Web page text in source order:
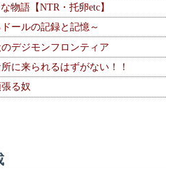
物語【NTR・托卵etc】
ールの記録と記憶～
デジモンフロンティア
に来られるはずがない！！
る奴